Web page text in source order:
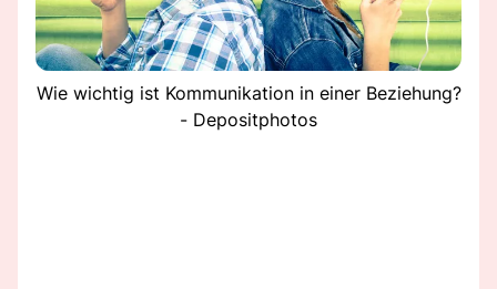
Wie wichtig ist Kommunikation in einer Beziehung?
- Depositphotos